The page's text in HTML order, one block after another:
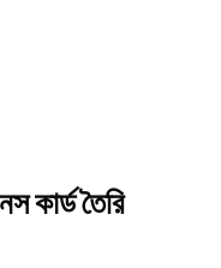
কার্ড তৈরি